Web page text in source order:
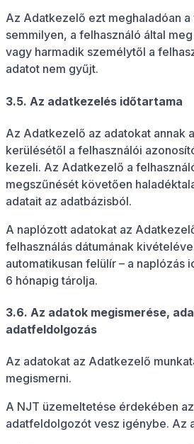
Az Adatkezelő ezt meghaladóan
semmilyen, a felhasználó által
vagy harmadik személytől a
adatot nem gyűjt.
3.5. Az adatkezelés időtartama
Az Adatkezelő az adatokat annak
kerülésétől a felhasználói
kezeli. Az Adatkezelő a
megszűnését követően
adatait az adatbázisból.
A naplózott adatokat az
felhasználás dátumának
automatikusan felülír – a naplózás
6 hónapig tárolja.
3.6. Az adatok megismerése,
adatfeldolgozás
Az adatokat az Adatkezelő
megismerni.
A NJT üzemeltetése érdekében
adatfeldolgozót vesz igénybe. Az